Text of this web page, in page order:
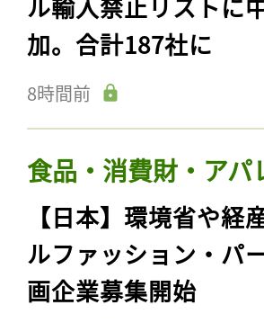
ル輸入禁止リストに
加。合計187社に
8時間前
食品・消費財・アパ
【日本】環境省や経
ルファッション・パ
画企業募集開始